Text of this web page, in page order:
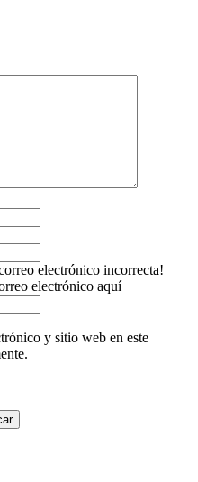
electrónico incorrecta!
electrónico aquí
y sitio web en este